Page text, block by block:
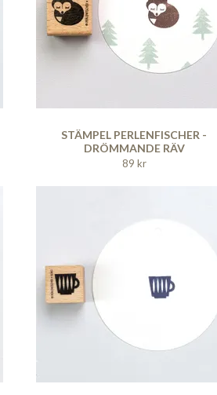
STÄMPEL PERLENFISCHER -
DRÖMMANDE RÄV
89 kr